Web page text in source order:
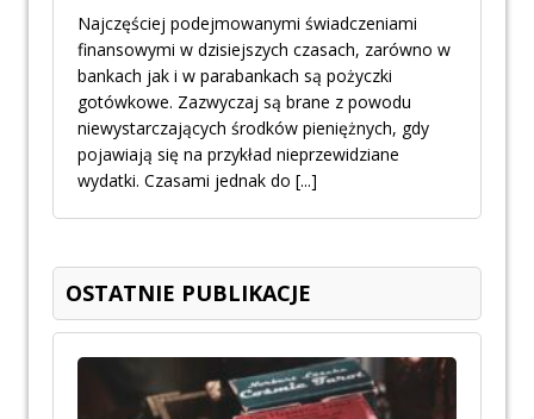
Najczęściej podejmowanymi świadczeniami
finansowymi w dzisiejszych czasach, zarówno w
bankach jak i w parabankach są pożyczki
gotówkowe. Zazwyczaj są brane z powodu
niewystarczających środków pieniężnych, gdy
pojawiają się na przykład nieprzewidziane
wydatki. Czasami jednak do [...]
OSTATNIE PUBLIKACJE